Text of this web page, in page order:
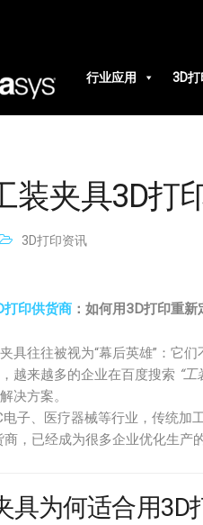
行业应用
3D
装夹具3D打
3D打印资讯
打印供货商 ：如何用3D打印重新
具往往被视为“幕后英雄”：它
越来越多的企业在百度搜索 “
决方案。
子、医疗器械等行业，传统加
，已经成为很多企业优化生产
具为何适合用3D